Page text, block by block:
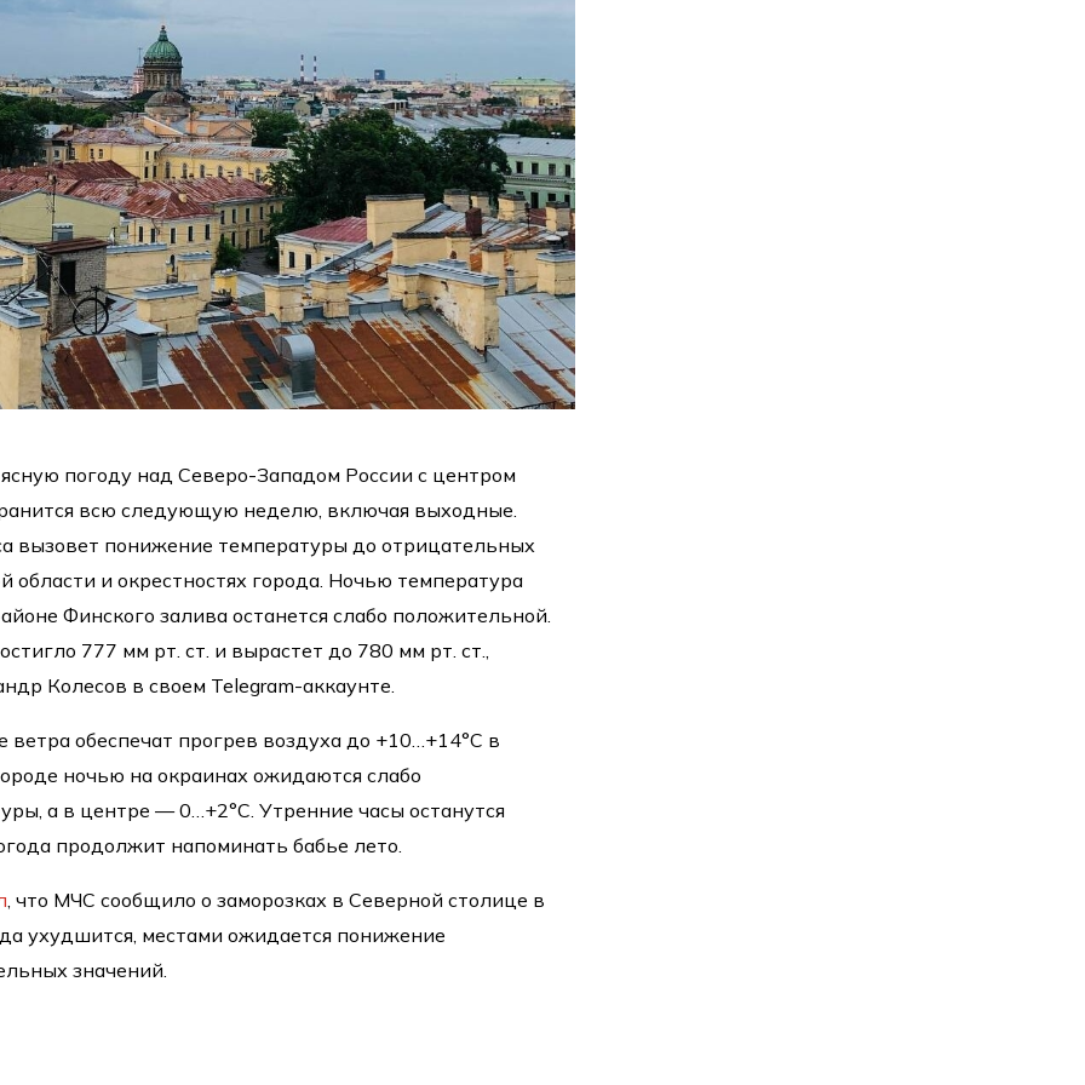
погоду над Северо-Западом России с центром
всю следующую неделю, включая выходные.
вызовет понижение температуры до отрицательных
области и окрестностях города. Ночью температура
Финского залива останется слабо положительной.
777 мм рт. ст. и вырастет до 780 мм рт. ст.,
Колесов в своем Telegram-аккаунте.
обеспечат прогрев воздуха до +10…+14°C в
ночью на окраинах ожидаются слабо
а в центре — 0…+2°C. Утренние часы останутся
продолжит напоминать бабье лето.
, что МЧС сообщило о заморозках в Северной столице в
ухудшится, местами ожидается понижение
значений.